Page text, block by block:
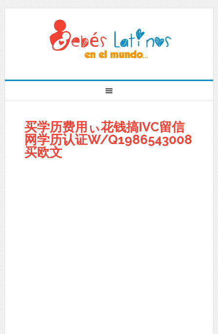
买学历费用ぃ花钱搞IVC留信
网学历认证W/Q1986543008
买欧文